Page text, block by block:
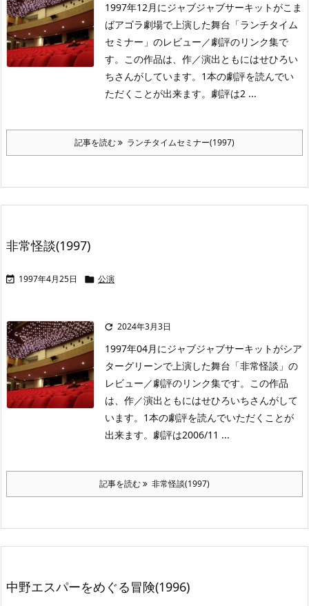
1997年12月にジャブジャブサーキットがこま
ばアゴラ劇場で上演した舞台「ランチタイム
セミナー」のレビュー／劇評のリンク集で
す。この作品は、作／演出ともにはせひろい
ちさんがしています。1本の劇評を読んでい
ただくことが出来ます。劇評は2 ...
記事を読む ランチタイムセミナー(1997)
非常怪談(1997)
 1997年4月25日  公演
 2024年3月3日
1997年04月にジャブジャブサーキットがシア
ターグリーンで上演した舞台「非常怪談」の
レビュー／劇評のリンク集です。この作品
は、作／演出ともにはせひろいちさんがして
います。1本の劇評を読んでいただくことが
出来ます。劇評は2006/11 ...
記事を読む 非常怪談(1997)
中野エスパーをめぐる冒険(1996)